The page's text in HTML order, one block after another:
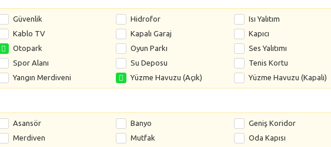
Güvenlik Hidrofor
Isı Yalıtım
Kablo TV Kapalı Garaj
Kapıcı
Otopark Oyun Parkı
Ses Yalıtımı
Spor Alanı Su Deposu
Tenis Kortu
Yangın Merdiveni Yüzme Havuzu (Açık) Yüzme Havuzu (Kapalı)
Asansör Banyo
Geniş Koridor
Merdiven Mutfak
Oda Kapısı